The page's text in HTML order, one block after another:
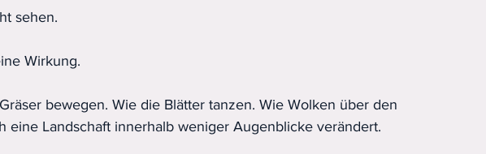
sehen.
Wirkung.
bewegen. Wie die Blätter tanzen. Wie Wolken über den
eine Landschaft innerhalb weniger Augenblicke verändert.